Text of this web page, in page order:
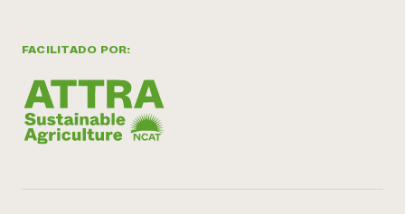
FACILITADO POR: